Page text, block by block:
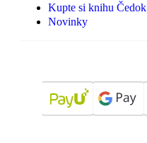
Kupte si knihu Čedok
Novinky